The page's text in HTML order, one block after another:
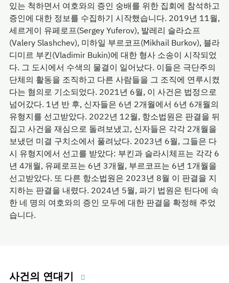
있는 척하면서 여호와의 증인 숭배를 위한 집회에 참석하고
증인에 대한 정보를 수집하기 시작했습니다. 2019년 11월,
세르게이 유페로프(Sergey Yuferov), 발레리 슬라쇼프
(Valery Slashchev), 미하일 부르코프(Mikhail Burkov), 블라
디미르 부킨(Vladimir Bukin)에 대한 형사 소송이 시작되었
다. 그 도시에서 수색의 물결이 일어났다. 이들은 극단주의
단체의 활동을 조직하고 다른 사람들을 그 조직에 연루시켰
다는 혐의로 기소되었다. 2021년 6월, 이 사건은 법정으로
넘어갔다. 1년 반 후, 신자들은 6년 2개월에서 6년 6개월의
유형지를 선고받았다. 2022년 12월, 항소법원은 판결을 뒤
집고 사건을 재심으로 돌려보냈고, 신자들은 각각 2개월을
보냈던 미결 구치소에서 풀려났다. 2023년 6월, 그들은 다
시 유형지에서 선고를 받았다: 부킨과 슬라시체프는 각각 6
년 4개월, 유페로프는 6년 3개월, 부르코프는 6년 1개월을
선고받았다. 또 다른 항소법원은 2023년 8월 이 판결을 지
지하는 판결을 내렸다. 2024년 5월, 파기 법원은 틴다에 속
한 네 명의 여호와의 증인 모두에 대한 판결을 확정해 주었
습니다.
사건의 연대기